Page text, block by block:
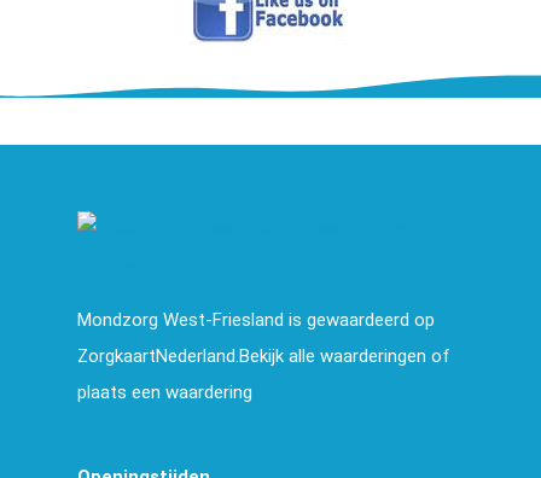
Mondzorg West-Friesland is gewaardeerd op
ZorgkaartNederland.Bekijk alle waarderingen of
plaats een waardering